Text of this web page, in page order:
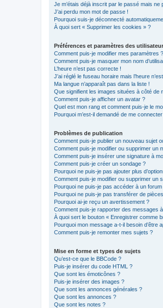
Je m’étais déjà inscrit par le passé mais
J’ai perdu mon mot de passe !
Pourquoi suis-je déconnecté
À quoi sert « Supprimer les cookies » ?
Préférences et paramètres des
Comment puis-je modifier mes paramètres ?
Comment puis-je masquer mon nom
L’heure n’est pas correcte !
J’ai réglé le fuseau horaire mais l’heure
Ma langue n’apparaît pas dans la liste !
Que signifient les images situées à côté de
Comment puis-je afficher un avatar ?
Quel est mon rang et comment puis-je le
Pourquoi m’est-il demandé de me
Problèmes de publication
Comment puis-je publier un nouveau sujet
Comment puis-je modifier ou supprimer un
Comment puis-je insérer une signature à
Comment puis-je créer un sondage ?
Pourquoi ne puis-je pas ajouter plus
Comment puis-je modifier ou supprimer un
Pourquoi ne puis-je pas accéder à un forum
Pourquoi ne puis-je pas transférer de
Pourquoi ai-je reçu un avertissement ?
Comment puis-je rapporter des messages
À quoi sert le bouton « Enregistrer comme
Pourquoi mon message a-t-il besoin d’être
Comment puis-je remonter mes sujets ?
Mise en forme et types de sujets
Qu’est-ce que le BBCode ?
Puis-je insérer du code HTML ?
Que sont les émoticônes ?
Puis-je insérer des images ?
Que sont les annonces générales ?
Que sont les annonces ?
Que sont les notes ?